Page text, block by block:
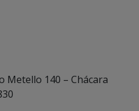
Metello 140 – Chácara